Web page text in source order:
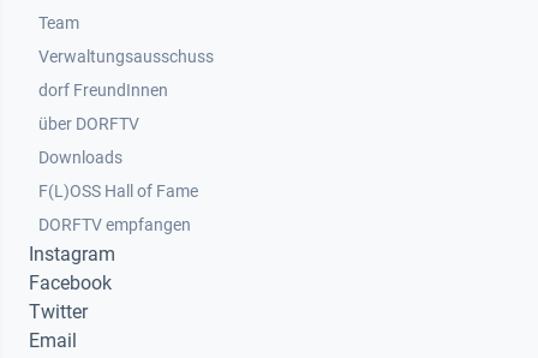
Team
Verwaltungsausschuss
dorf FreundInnen
Footer 3
über DORFTV
Downloads
F(L)OSS Hall of Fame
Footer 4
DORFTV empfangen
Instagram
Facebook
Twitter
Email